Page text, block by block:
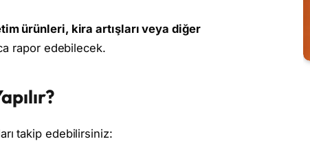
ürünleri, kira artışları veya diğer
rapor edebilecek.
takip edebilirsiniz: